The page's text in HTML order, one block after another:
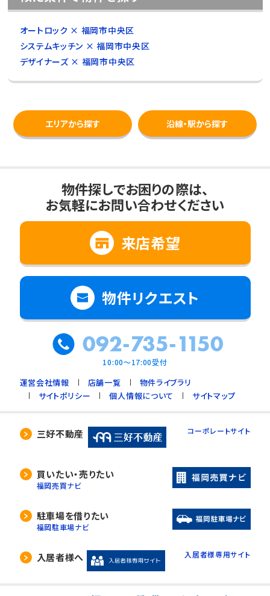
オートロック × 福岡市中央区
システムキッチン × 福岡市中央区
デザイナーズ × 福岡市中央区
エリアから探す 沿線・駅から探す
物件探しでお困りの際は、
お気軽にお問い合わせください
来店希望
物件リクエスト
092-735-1150
10:00～17:00受付
運営会社情報 店舗一覧
物件ライブラリ
サイトポリシー
個人情報について サイトマップ
三好不動産 コーポレートサイト
買いたい・売りたい
福岡売買ナビ
駐車場を借りたい
福岡駐車場ナビ
入居者様へ 入居者様専用サイト